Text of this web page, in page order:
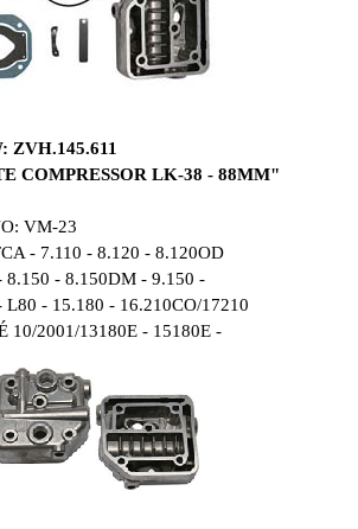
ZVH.145.611
COMPRESSOR LK-38 - 88MM"
VM-23
- 7.110 - 8.120 - 8.120OD
8.150 - 8.150DM - 9.150 -
- 15.180 - 16.210CO/17210
10/2001/13180E - 15180E -